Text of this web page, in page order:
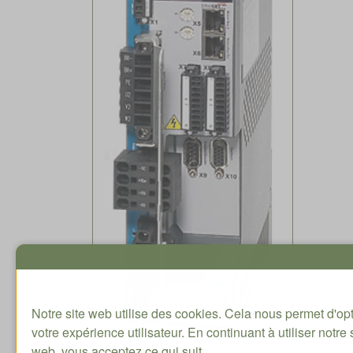
Notre site web utilise des cookies. Cela nous permet
votre expérience utilisateur. En continuant à utiliser notre